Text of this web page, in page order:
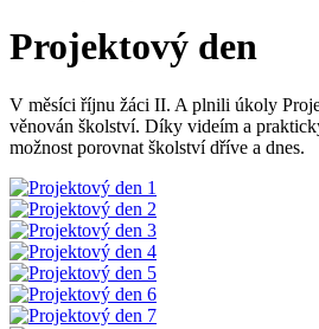
Projektový den
V měsíci říjnu žáci II. A plnili úkoly
věnován školství. Díky videím a
možnost porovnat školství dříve a dnes.